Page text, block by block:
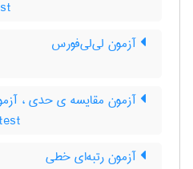
آزمون لی‌لی‌فورس
آزمون مقایسه ی حدی ،
آزمون رتبه‌ای خطی